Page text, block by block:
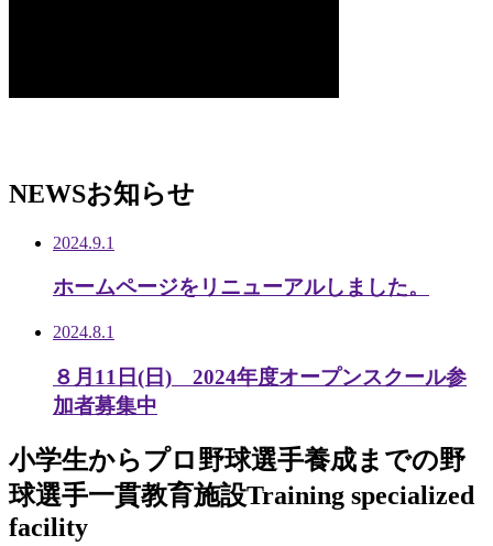
NEWSお知らせ
2024.9.1
ホームページをリニューアルしました。
2024.8.1
８月11日(日) 2024年度オープンスクール参
加者募集中
小学生からプロ野球選手養成までの野
球選手一貫教育施設Training specialized
facility